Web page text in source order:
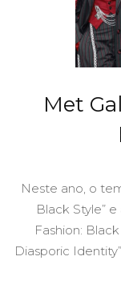
Met
Neste ano, o
Black Style”
Fashion:
Diasporic